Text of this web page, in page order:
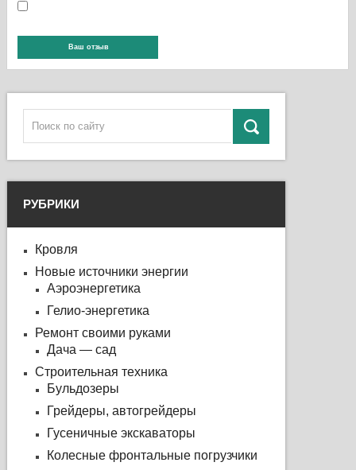
РУБРИКИ
Кровля
Новые источники энергии
Аэроэнергетика
Гелио-энергетика
Ремонт своими руками
Дача — сад
Строительная техника
Бульдозеры
Грейдеры, автогрейдеры
Гусеничные экскаваторы
Колесные фронтальные погрузчики